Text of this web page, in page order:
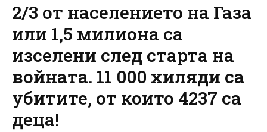
2/3 от населението на Газа
или 1,5 милиона са
изселени след старта на
войната. 11 000 хиляди са
убитите, от които 4237 са
деца!